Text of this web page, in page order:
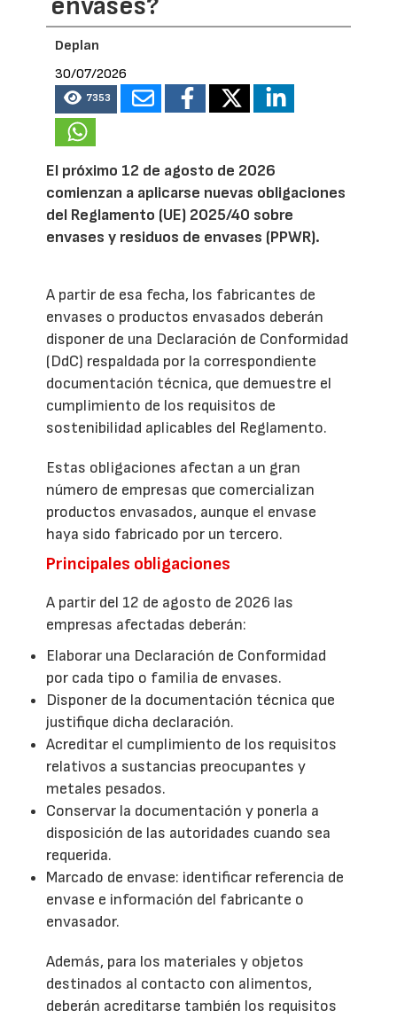
Deplan
30/07/2026
7353
El próximo 12 de agosto de 2026
comienzan a aplicarse nuevas obligaciones
del Reglamento (UE) 2025/40 sobre
envases y residuos de envases (PPWR).
A partir de esa fecha, los fabricantes de
envases o productos envasados deberán
disponer de una Declaración de Conformidad
(DdC) respaldada por la correspondiente
documentación técnica, que demuestre el
cumplimiento de los requisitos de
sostenibilidad aplicables del Reglamento.
Estas obligaciones afectan a un gran
número de empresas que comercializan
productos envasados, aunque el envase
haya sido fabricado por un tercero.
Principales obligaciones
A partir del 12 de agosto de 2026 las
empresas afectadas deberán:
Elaborar una Declaración de Conformidad
por cada tipo o familia de envases.
Disponer de la documentación técnica que
justifique dicha declaración.
Acreditar el cumplimiento de los requisitos
relativos a sustancias preocupantes y
metales pesados.
Conservar la documentación y ponerla a
disposición de las autoridades cuando sea
requerida.
Marcado de envase: identificar referencia de
envase e información del fabricante o
envasador.
Además, para los materiales y objetos
destinados al contacto con alimentos,
deberán acreditarse también los requisitos